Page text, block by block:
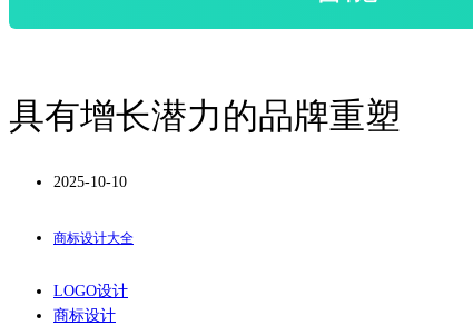
具有增长潜力的品牌重塑
2025-10-10
商标设计大全
LOGO设计
商标设计